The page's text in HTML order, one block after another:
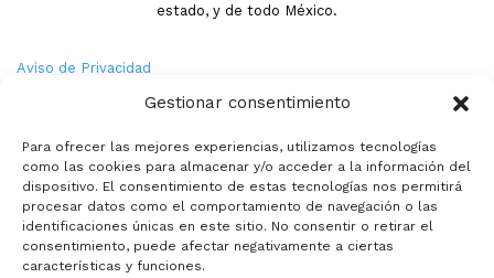
Gestionar consentimiento
Para ofrecer las mejores experiencias, utilizamos tecnologías
como las cookies para almacenar y/o acceder a la información del
dispositivo. El consentimiento de estas tecnologías nos permitirá
procesar datos como el comportamiento de navegación o las
identificaciones únicas en este sitio. No consentir o retirar el
consentimiento, puede afectar negativamente a ciertas
características y funciones.
estado, y de todo México.
Aviso de Privacidad
Términos y Condiciones
Política de Cookies
Contacto